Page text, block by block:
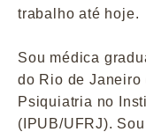
trabalho até hoje.
Sou médica
do Rio de Janeiro
Psiquiatria no
(IPUB/UFRJ).